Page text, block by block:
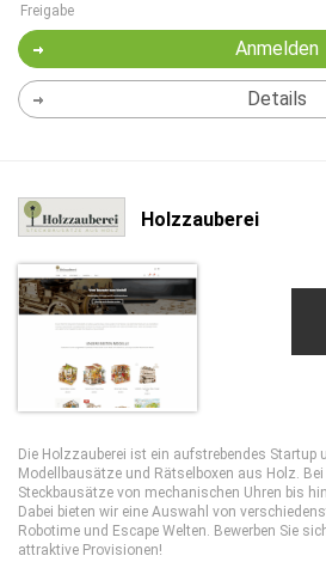
Freigabe
Anmelden
Details
Holzzauberei
Die Holzzauberei ist ein aufstrebendes Startup
Modellbausätze und Rätselboxen aus Holz.
Steckbausätze von mechanischen Uhren bis
Dabei bieten wir eine Auswahl von
Robotime und Escape Welten. Bewerben Sie
attraktive Provisionen!